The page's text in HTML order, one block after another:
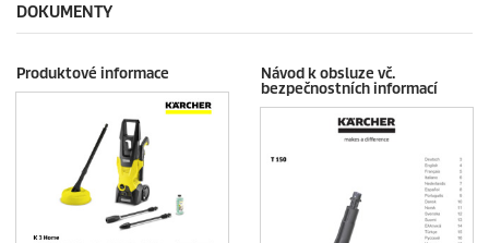
e
c
n
z
DOKUMENTY
Produktové informace
Návod k obsluze vč.
bezpečnostních informací